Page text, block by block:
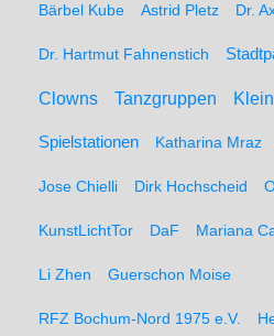
Bärbel Kube Astrid Pletz Dr.
Dr. Hartmut Fahnenstich
Clowns Tanzgruppen
Spielstationen Katharina Mraz
Jose Chielli Dirk Hochscheid
KunstLichtTor DaF Mariana
Li Zhen Guerschon Moise
RFZ Bochum-Nord 1975 e.V.